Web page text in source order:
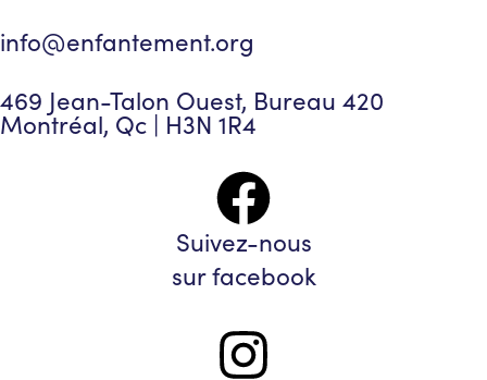
info@enfantement.org
469 Jean-Talon Ouest, Bureau 420
Montréal, Qc | H3N 1R4
Suivez-nous
sur facebook